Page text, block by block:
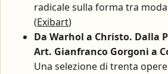
radicale sulla forma tra
(Exibart)
Da Warhol a Christo. Dalla
Art. Gianfranco Gorgoni a
Una selezione di trenta